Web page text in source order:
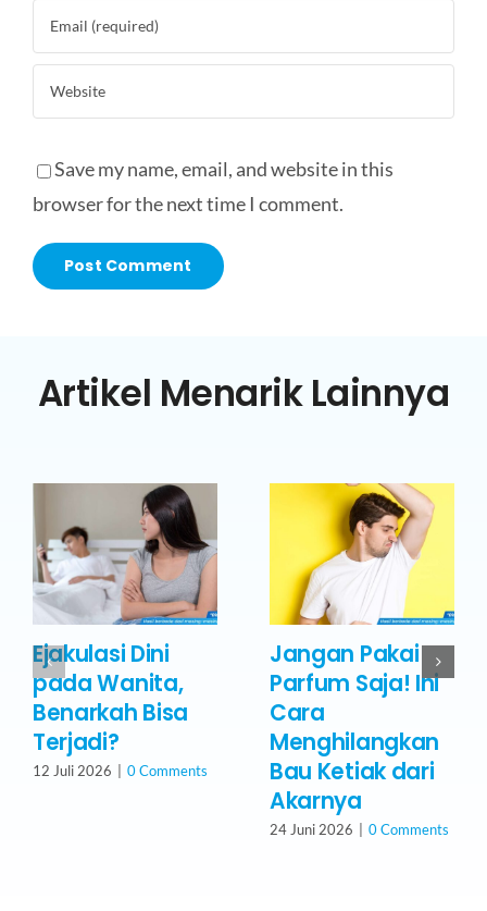
Save my name, email, and website in this
browser for the next time I comment.
Artikel Menarik Lainnya
Ejakulasi Dini
pada Wanita,
Benarkah Bisa
Terjadi?
12 Juli 2026 0 Comments
Jangan Pakai
Parfum Saja! Ini
Cara
Menghilangkan
Bau Ketiak dari
Akarnya
24 Juni 2026 0 Comments